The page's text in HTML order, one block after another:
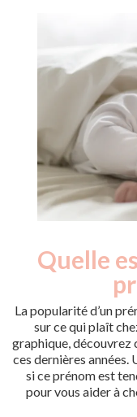
Quelle
La popularité d’un
sur ce qui plaît
graphique, découvrez
ces dernières années.
si ce prénom est
pour vous aider à
Année
Nouveaux-
nés
2010
6
2011
9
2012
15
2013
12
2014
17
2015
17